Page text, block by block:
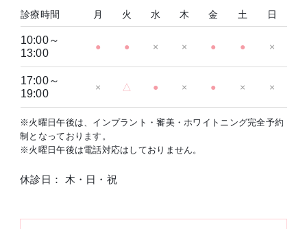
診療時間 月 火 水 木 金 土 日
10:00～
13:00
● ● × × ● ● ×
17:00～
19:00
× △ ● × ● × ×
※火曜日午後は、インプラント・審美・ホワイトニング完全予約
制となっております。
※火曜日午後は電話対応はしておりません。
休診日： 木・日・祝